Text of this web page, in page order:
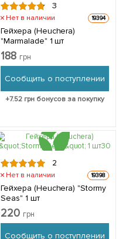
3
Нет в наличии 19394
Гейхера (Heuchera)
"Marmalade" 1 шт
188 грн
Сообщить о поступлении
+7.52 грн бонусов за покупку
2
Нет в наличии 19398
Гейхера (Heuchera) "Stormy
Seas" 1 шт
220 грн
Сообщить о поступлении